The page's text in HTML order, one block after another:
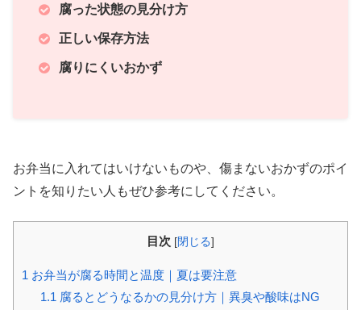
腐った状態の見分け方
正しい保存方法
腐りにくいおかず
お弁当に入れてはいけないものや、傷まないおかずのポイ
ントを知りたい人もぜひ参考にしてください。
目次 [閉じる]
1 お弁当が腐る時間と温度｜夏は要注意
1.1 腐るとどうなるかの見分け方｜異臭や酸味はNG